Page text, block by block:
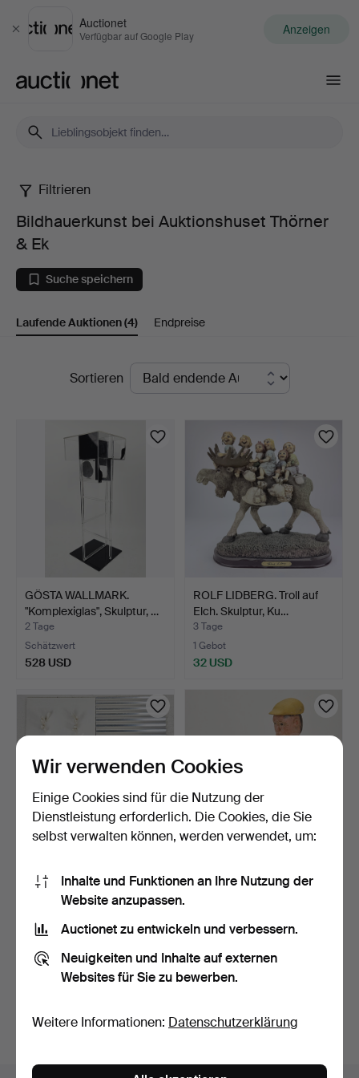
Schließen
Auctionet
Verfügbar auf Google Play Anzeigen
Bildhauerkunst
bei
Auktionshuset
Thörner
Filtrieren
Bildhauerkunst bei Auktionshuset Thörner
& Ek
Suche speichern
Laufende Auktionen(4) Endpreise
LaufendeSortieren
GÖSTA WALLMARK.
"Komplexiglas", Skulptur, …
2 Tage
Schätzwert
528 USD
ROLF LIDBERG. Troll auf
Elch. Skulptur, Ku…
3 Tage
1 Gebot
32 USD
ZUGESCHRIEBEN.
Installati…
633 USD
Holzskulptur, unsigniert.
53 USD
Suche speichern
Archivsuchen.
Wir verwenden Cookies
Einige Cookies sind für die Nutzung der
Dienstleistung erforderlich. Die Cookies, die Sie
selbst verwalten können, werden verwendet, um:
Inhalte und Funktionen an Ihre Nutzung der
Website anzupassen.
Auctionet zu entwickeln und verbessern.
Neuigkeiten und Inhalte auf externen
Websites für Sie zu bewerben.
Weitere Informationen: Datenschutzerklärung